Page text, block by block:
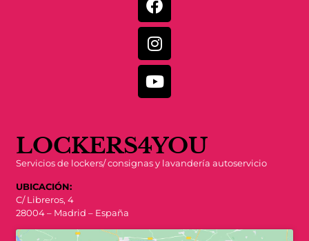
LOCKERS4YOU
Servicios de lockers/ consignas y lavandería autoservicio
UBICACIÓN:
C/ Libreros, 4
28004 – Madrid – España